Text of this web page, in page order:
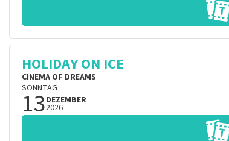
HOLIDAY ON ICE
CINEMA OF DREAMS
SONNTAG
13DEZEMBER
2026